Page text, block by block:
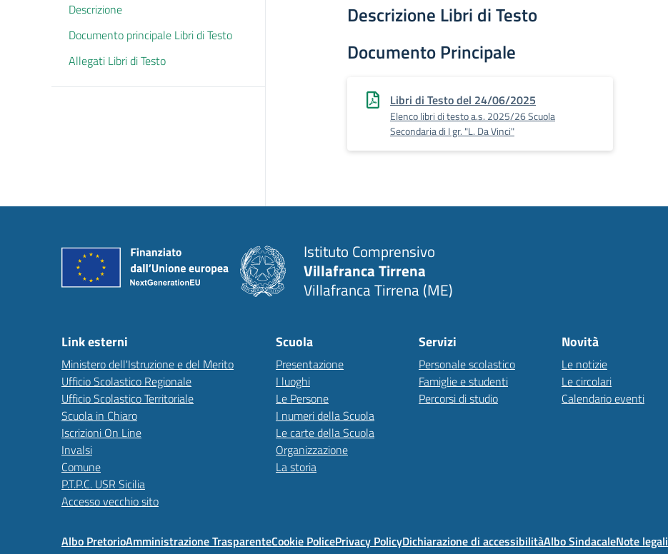
Descrizione
Documento principale Libri di Testo
Allegati Libri di Testo
Descrizione Libri di Testo
Documento Principale
Libri di Testo del 24/06/2025
Elenco libri di testo a.s. 2025/26 Scuola
Secondaria di I gr. "L. Da Vinci"
Istituto Comprensivo
Villafranca Tirrena
Villafranca Tirrena (ME)
Link esterni
Ministero dell'Istruzione e del Merito
Ufficio Scolastico Regionale
Ufficio Scolastico Territoriale
Scuola in Chiaro
Iscrizioni On Line
Invalsi
Comune
P.T.P.C. USR Sicilia
Accesso vecchio sito
Scuola
Presentazione
I luoghi
Le Persone
I numeri della Scuola
Le carte della Scuola
Organizzazione
La storia
Servizi
Personale scolastico
Famiglie e studenti
Percorsi di studio
Novità
Le notizie
Le circolari
Calendario eventi
Albo PretorioAmministrazione TrasparenteCookie PolicePrivacy PolicyDichiarazione di accessibilitàAlbo SindacaleNote legali